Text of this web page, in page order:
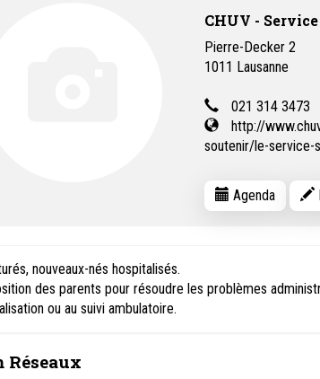
CHUV -
Pierre-Decker 2
1011 Lausanne
021 314 3473
http://
soutenir/le-service-
Agenda
nouveaux-nés hospitalisés.
des parents pour résoudre les problèmes
ou au suivi ambulatoire.
Réseaux